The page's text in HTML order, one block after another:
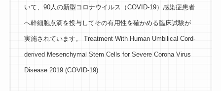
いて、90人の新型コロナウイルス（COVID-19）感染症患者
へ幹細胞点滴を投与してその有用性を確かめる臨床試験が
実施されています。 Treatment With Human Umbilical Cord-
derived Mesenchymal Stem Cells for Severe Corona Virus
Disease 2019 (COVID-19)